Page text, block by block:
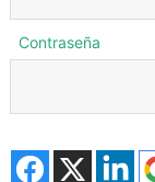
Contraseña